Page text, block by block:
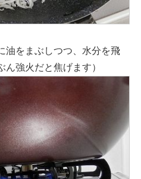
油をまぶしつつ、水分を飛
強火だと焦げます）